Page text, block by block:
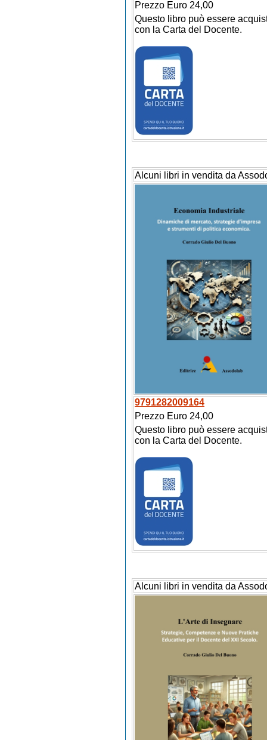
Prezzo Euro 24,00
Questo libro può essere
con la Carta del Docente.
Alcuni libri in vendita da
9791282009164
Prezzo Euro 24,00
Questo libro può essere
con la Carta del Docente.
Alcuni libri in vendita da